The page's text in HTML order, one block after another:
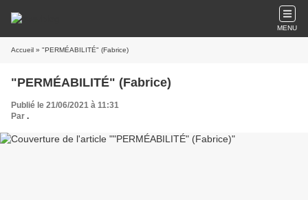
MENU
Accueil » "PERMÉABILITÉ" (Fabrice)
"PERMÉABILITÉ" (Fabrice)
Publié le 21/06/2021 à 11:31
Par .